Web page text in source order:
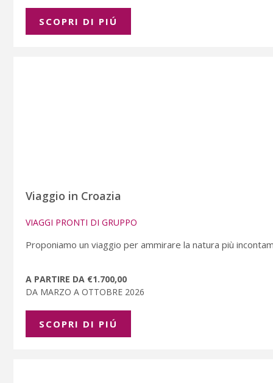
SCOPRI DI PIÚ
Viaggio in Croazia
VIAGGI PRONTI DI GRUPPO
Proponiamo un viaggio per ammirare la natura più
A PARTIRE DA €1.700,00
DA MARZO A OTTOBRE 2026
SCOPRI DI PIÚ